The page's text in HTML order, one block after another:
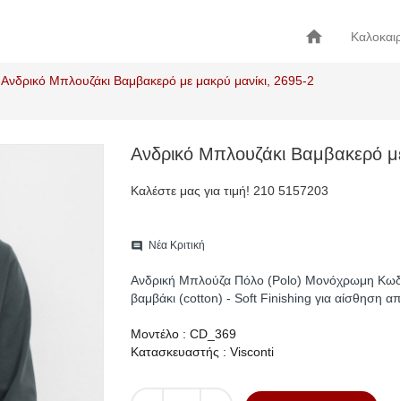
home
Ανδρικό Μπλουζάκι Βαμβακερό με μακρύ μανίκι, 2695-2
Ανδρικό Μπλουζάκι Βαμβακερό
Καλέστε μας για τιμή! 210 5157203
comment Νέα Κριτική
Ανδρική Μπλούζα Πόλο (Polo) Μονόχρωμη
βαμβάκι (cotton) - Soft Finishing για αίσθηση
Μοντέλο : CD_369
Κατασκευαστής : Visconti